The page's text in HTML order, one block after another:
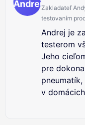
Zakladateľ
testovaním
Andrej je
testerom
Jeho
pre
v